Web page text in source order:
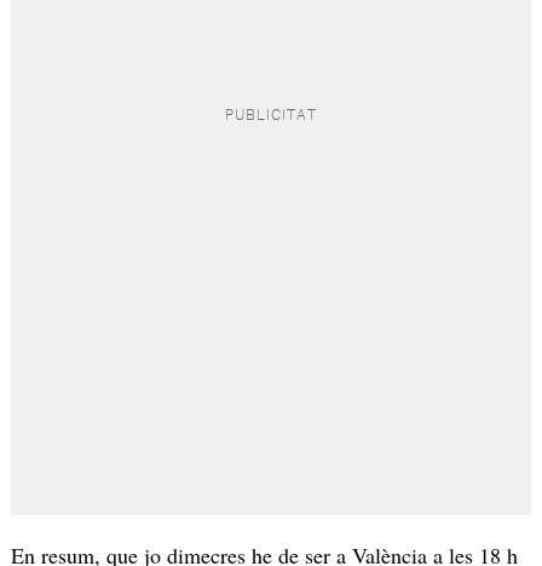
En resum, que jo dimecres he de ser a València a les 18 h